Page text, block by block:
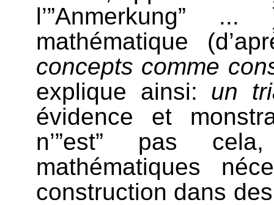
mathématique
concepts comme
explique ainsi: un
évidence et
n’”est” pas
mathématiques
construction dans